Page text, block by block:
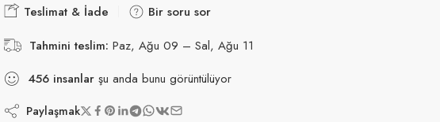
Teslimat & İade
Bir soru sor
Tahmini teslim: Paz, Ağu 09 – Sal, Ağu 11
456 insanlar şu anda bunu görüntülüyor
Paylaşmak